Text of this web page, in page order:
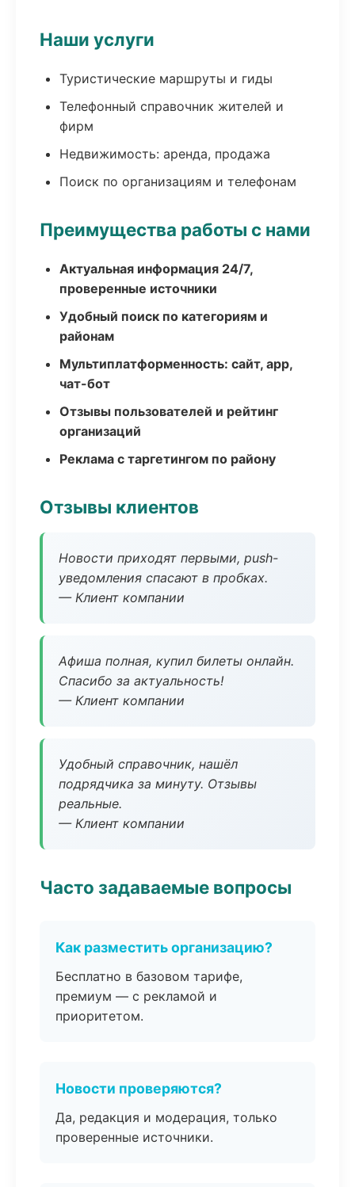
Наши услуги
Туристические маршруты и гиды
Телефонный справочник жителей и
фирм
Недвижимость: аренда, продажа
Поиск по организациям и телефонам
Преимущества работы с нами
Актуальная информация 24/7,
проверенные источники
Удобный поиск по категориям и
районам
Мультиплатформенность: сайт, app,
чат-бот
Отзывы пользователей и рейтинг
организаций
Реклама с таргетингом по району
Отзывы клиентов
Новости приходят первыми, push-
уведомления спасают в пробках.
— Клиент компании
Афиша полная, купил билеты онлайн.
Спасибо за актуальность!
— Клиент компании
Удобный справочник, нашёл
подрядчика за минуту. Отзывы
реальные.
— Клиент компании
Часто задаваемые вопросы
Как разместить организацию?
Бесплатно в базовом тарифе,
премиум — с рекламой и
приоритетом.
Новости проверяются?
Да, редакция и модерация, только
проверенные источники.